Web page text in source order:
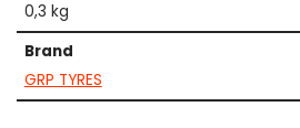
0,3 kg
Brand
GRP TYRES